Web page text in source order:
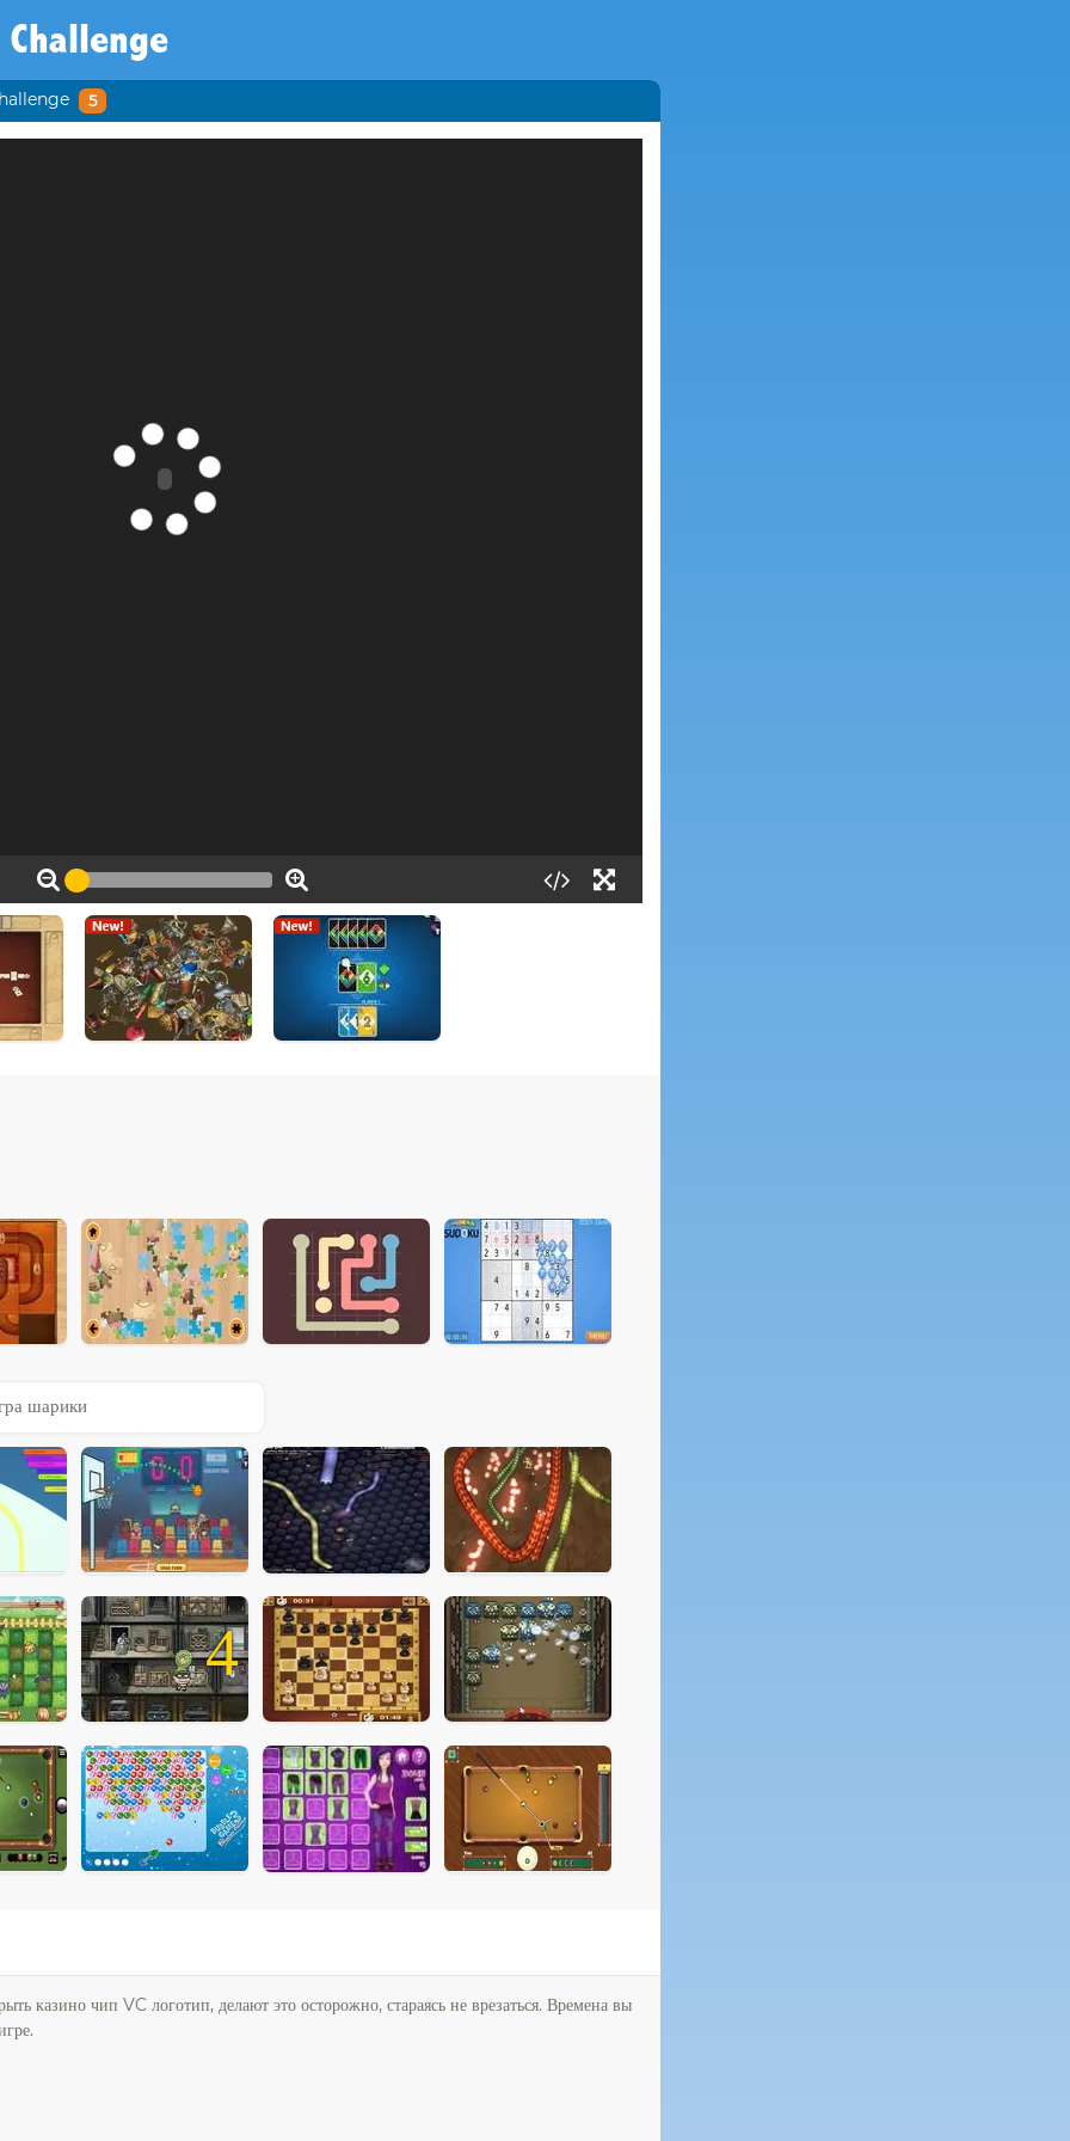
Challenge
5
шарики
4
казино чип VC логотип, делают это осторожно, стараясь не врезаться. Времена вы